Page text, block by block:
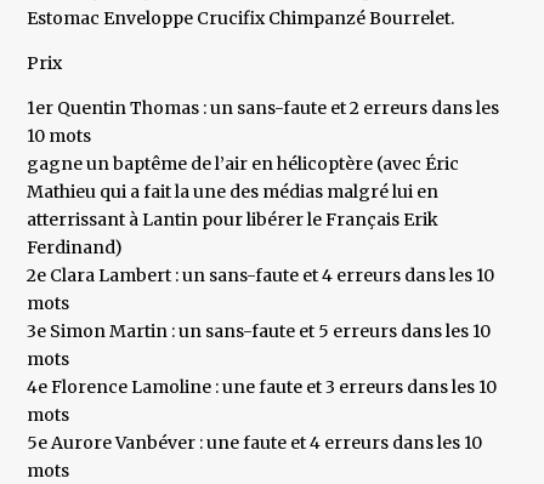
Estomac Enveloppe Crucifix Chimpanzé Bourrelet.
Prix
1er Quentin Thomas : un sans-faute et 2 erreurs dans les
10 mots
gagne un baptême de l’air en hélicoptère (avec Éric
Mathieu qui a fait la une des médias malgré lui en
atterrissant à Lantin pour libérer le Français Erik
Ferdinand)
2e Clara Lambert : un sans-faute et 4 erreurs dans les 10
mots
3e Simon Martin : un sans-faute et 5 erreurs dans les 10
mots
4e Florence Lamoline : une faute et 3 erreurs dans les 10
mots
5e Aurore Vanbéver : une faute et 4 erreurs dans les 10
mots